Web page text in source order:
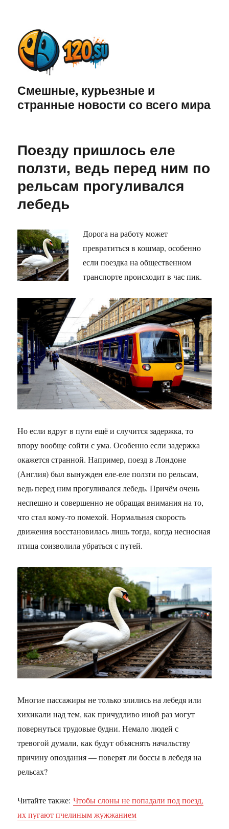
Смешные, курьезные и
странные новости со всего мира
Поезду пришлось еле
ползти, ведь перед ним по
рельсам прогуливался
лебедь
Дорога на работу может
превратиться в кошмар, особенно
если поездка на общественном
транспорте происходит в час пик.
Но если вдруг в пути ещё и случится задержка, то
впору вообще сойти с ума. Особенно если задержка
окажется странной. Например, поезд в Лондоне
(Англия) был вынужден еле-еле ползти по рельсам,
ведь перед ним прогуливался лебедь. Причём очень
неспешно и совершенно не обращая внимания на то,
что стал кому-то помехой. Нормальная скорость
движения восстановилась лишь тогда, когда несносная
птица соизволила убраться с путей.
Многие пассажиры не только злились на лебедя или
хихикали над тем, как причудливо иной раз могут
повернуться трудовые будни. Немало людей с
тревогой думали, как будут объяснять начальству
причину опоздания — поверят ли боссы в лебедя на
рельсах?
Читайте также:Чтобы слоны не попадали под поезд,
их пугают пчелиным жужжанием